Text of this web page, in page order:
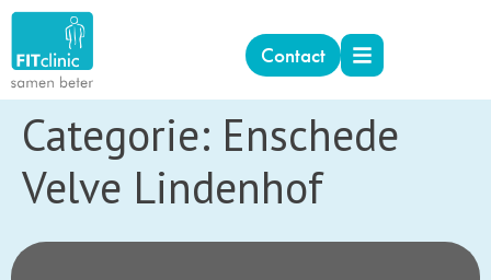
Contact
Categorie: Enschede
Velve Lindenhof